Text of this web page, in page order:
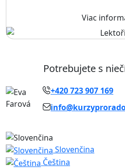
Viac
Potrebujete s
+420 723 907 169
Slovenčina
Čeština